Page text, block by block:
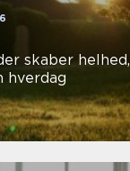
skaber
hverdag